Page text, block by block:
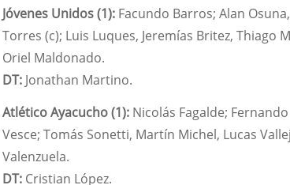
Jóvenes Unidos (1): Facundo Barros; Alan
Torres (c); Luis Luques, Jeremías Britez, Thiago
Oriel Maldonado.
DT: Jonathan Martino.
Atlético Ayacucho (1): Nicolás Fagalde;
Vesce; Tomás Sonetti, Martín Michel, Lucas
Valenzuela.
DT: Cristian López.